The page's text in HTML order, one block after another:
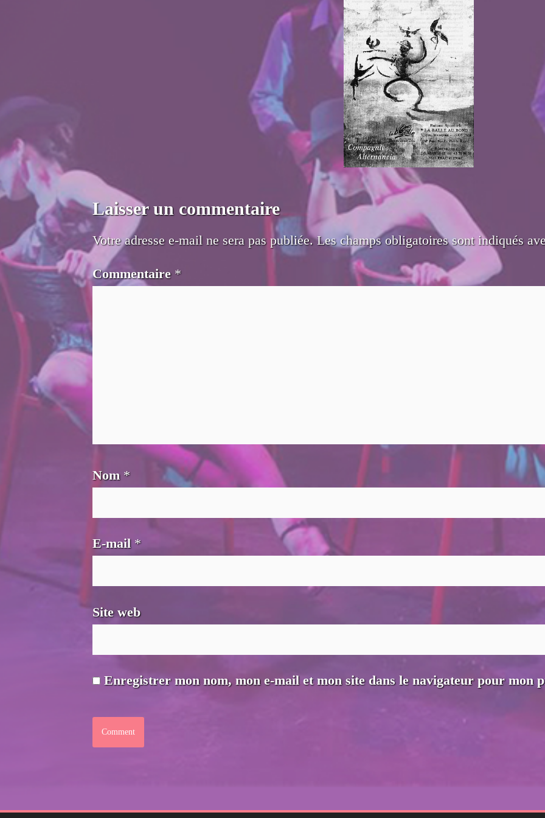
Laisser un commentaire
Votre adresse e-mail ne sera pas publiée. Les champs obligatoires sont indiqués
Commentaire *
Nom *
E-mail *
Site web
Enregistrer mon nom, mon e-mail et mon site dans le navigateur pour mon